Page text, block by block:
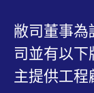
敝司董事為
司並有以下
主提供工程